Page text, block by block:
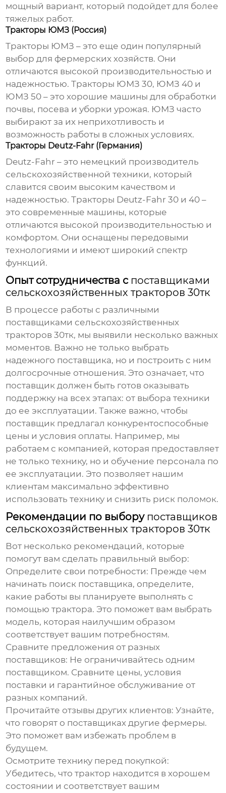
мощный вариант, который подойдет для более
тяжелых работ.
Тракторы ЮМЗ (Россия)
Тракторы ЮМЗ – это еще один популярный
выбор для фермерских хозяйств. Они
отличаются высокой производительностью и
надежностью. Тракторы ЮМЗ 30, ЮМЗ 40 и
ЮМЗ 50 – это хорошие машины для обработки
почвы, посева и уборки урожая. ЮМЗ часто
выбирают за их неприхотливость и
возможность работы в сложных условиях.
Тракторы Deutz-Fahr (Германия)
Deutz-Fahr – это немецкий производитель
сельскохозяйственной техники, который
славится своим высоким качеством и
надежностью. Тракторы Deutz-Fahr 30 и 40 –
это современные машины, которые
отличаются высокой производительностью и
комфортом. Они оснащены передовыми
технологиями и имеют широкий спектр
функций.
Опыт сотрудничества с поставщиками
сельскохозяйственных тракторов 30тк
В процессе работы с различными
поставщиками сельскохозяйственных
тракторов 30тк, мы выявили несколько важных
моментов. Важно не только выбрать
надежного поставщика, но и построить с ним
долгосрочные отношения. Это означает, что
поставщик должен быть готов оказывать
поддержку на всех этапах: от выбора техники
до ее эксплуатации. Также важно, чтобы
поставщик предлагал конкурентоспособные
цены и условия оплаты. Например, мы
работаем с компанией, которая предоставляет
не только технику, но и обучение персонала по
ее эксплуатации. Это позволяет нашим
клиентам максимально эффективно
использовать технику и снизить риск поломок.
Рекомендации по выбору поставщиков
сельскохозяйственных тракторов 30тк
Вот несколько рекомендаций, которые
помогут вам сделать правильный выбор:
Определите свои потребности: Прежде чем
начинать поиск поставщика, определите,
какие работы вы планируете выполнять с
помощью трактора. Это поможет вам выбрать
модель, которая наилучшим образом
соответствует вашим потребностям.
Сравните предложения от разных
поставщиков: Не ограничивайтесь одним
поставщиком. Сравните цены, условия
поставки и гарантийное обслуживание от
разных компаний.
Прочитайте отзывы других клиентов: Узнайте,
что говорят о поставщиках другие фермеры.
Это поможет вам избежать проблем в
будущем.
Осмотрите технику перед покупкой:
Убедитесь, что трактор находится в хорошем
состоянии и соответствует вашим